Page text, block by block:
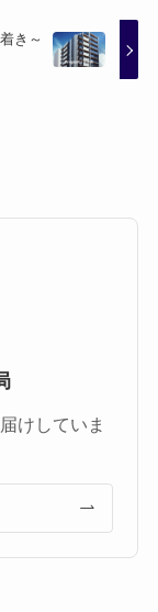
き～
けしていま